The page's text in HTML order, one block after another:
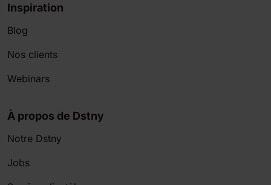
Inspiration
Blog
Nos clients
Webinars
À propos de Dstny
Notre Dstny
Jobs